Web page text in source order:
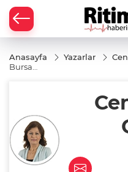
Anasayfa Yazarlar
Bursa
açılıyor